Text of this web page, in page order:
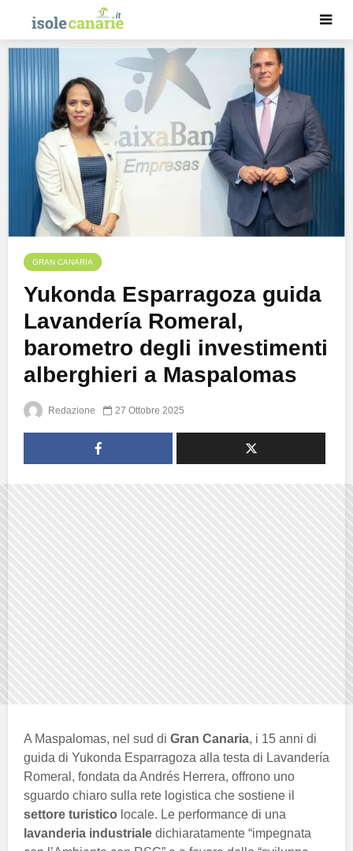
GRAN CANARIA
Yukonda Esparragoza guida
Lavandería Romeral,
barometro degli investimenti
alberghieri a Maspalomas
Redazione 27 Ottobre 2025
A Maspalomas, nel sud di Gran Canaria, i 15 anni di
guida di Yukonda Esparragoza alla testa di Lavandería
Romeral, fondata da Andrés Herrera, offrono uno
sguardo chiaro sulla rete logistica che sostiene il
settore turistico locale. Le performance di una
lavanderia industriale dichiaratamente “impegnata